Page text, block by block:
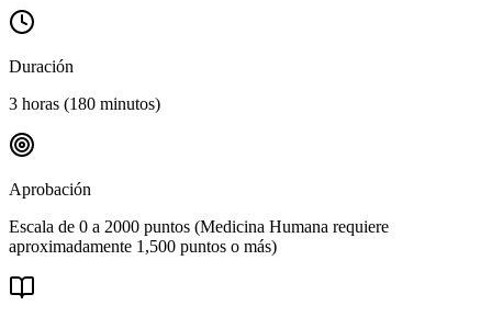
Duración
3 horas (180 minutos)
Aprobación
Escala de 0 a 2000 puntos (Medicina Humana requiere
aproximadamente 1,500 puntos o más)